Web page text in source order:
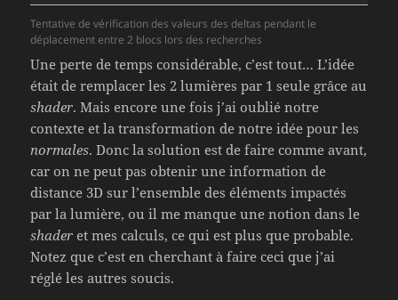
Tentative de vérification des valeurs des deltas pendant le
déplacement entre 2 blocs lors des recherches
Une perte de temps considérable, c’est tout… L’idée
était de remplacer les 2 lumières par 1 seule grâce au
shader. Mais encore une fois j’ai oublié notre
contexte et la transformation de notre idée pour les
normales. Donc la solution est de faire comme avant,
car on ne peut pas obtenir une information de
distance 3D sur l’ensemble des éléments impactés
par la lumière, ou il me manque une notion dans le
shader et mes calculs, ce qui est plus que probable.
Notez que c’est en cherchant à faire ceci que j’ai
réglé les autres soucis.